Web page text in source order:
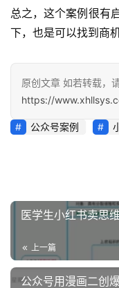
运
营
创
业
会
专
区
总之，这个案例很有
下，也是可以找到商
原创文章 如若转载，
https://
公众号案例
医学生小红书卖思
上一篇
公众号用漫画二创